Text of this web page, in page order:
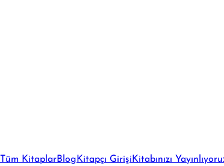
Tüm KitaplarBlog Kitapçı Girişi Kitabınızı